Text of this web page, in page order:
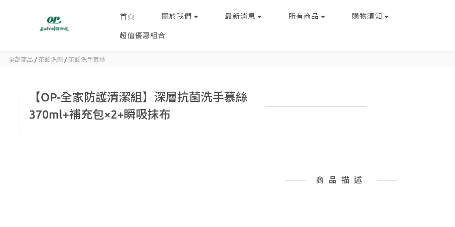
首頁 關於我們 最新消息 所有商品 購物須知
超值優惠組合
全部商品 / 茶酚洗劑 / 茶酚洗手慕絲
【OP-全家防護清潔組】深層抗菌洗手慕絲
370ml+補充包×2+瞬吸抹布
商品描述